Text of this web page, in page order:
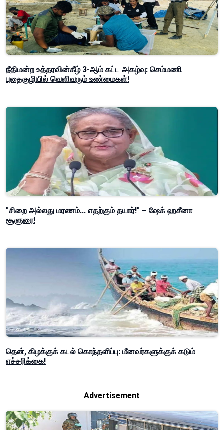
நீதிமன்ற உத்தரவின்கீழ் 3-ஆம் கட்ட அகழ்வு: செம்மணி
புதைகுழியில் வெளிவரும் உண்மைகள்!
"சிறை அல்லது மரணம்... எதற்கும் தயார்!" – ஷேக் ஹசீனா
சூளுரை!
தென், கிழக்குக் கடல் கொந்தளிப்பு: மீனவர்களுக்குக் கடும்
எச்சரிக்கை!
Advertisement